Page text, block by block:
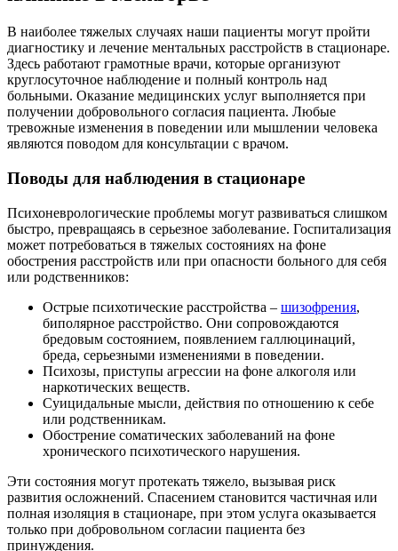
В наиболее тяжелых случаях наши пациенты могут пройти
диагностику и лечение ментальных расстройств в стационаре.
Здесь работают грамотные врачи, которые организуют
круглосуточное наблюдение и полный контроль над
больными. Оказание медицинских услуг выполняется при
получении добровольного согласия пациента. Любые
тревожные изменения в поведении или мышлении человека
являются поводом для консультации с врачом.
Поводы для наблюдения в стационаре
Психоневрологические проблемы могут развиваться слишком
быстро, превращаясь в серьезное заболевание. Госпитализация
может потребоваться в тяжелых состояниях на фоне
обострения расстройств или при опасности больного для себя
или родственников:
Острые психотические расстройства – шизофрения,
биполярное расстройство. Они сопровождаются
бредовым состоянием, появлением галлюцинаций,
бреда, серьезными изменениями в поведении.
Психозы, приступы агрессии на фоне алкоголя или
наркотических веществ.
Суицидальные мысли, действия по отношению к себе
или родственникам.
Обострение соматических заболеваний на фоне
хронического психотического нарушения.
Эти состояния могут протекать тяжело, вызывая риск
развития осложнений. Спасением становится частичная или
полная изоляция в стационаре, при этом услуга оказывается
только при добровольном согласии пациента без
принуждения.